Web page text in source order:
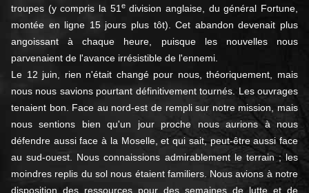
troupes (y compris la 51 edivision anglaise, du général Fortune,
montée en ligne 15 jours plus tôt). Cet abandon devenait plus
angoissant à chaque heure, puisque les nouvelles nous
parvenaient de l'avance irrésistible de l'ennemi.
Le 12 juin, rien n'était changé pour nous, théoriquement, mais
nous nous savions pourtant définitivement tournés. Les ouvrages
tenaient bon. Face au nord-est de rempli sur notre mission, mais
nous sentions bien qu'un jour proche nous aurions à nous
défendre aussi face à la Moselle, et qui sait, peut-être aussi face
au sud-ouest. Nous connaissions admirablement le terrain ; les
moindres replis du sol nous étaient familiers. Nous avions à notre
disposition des ressources pour des semaines de lutte et de